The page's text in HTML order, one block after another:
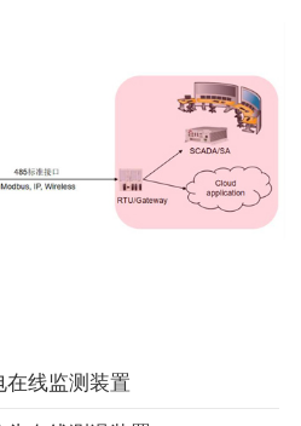
在线监测装置